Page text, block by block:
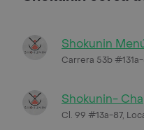
Shokunin
Carrera 53b
Shokunin-
Cl. 99 #13a-87,